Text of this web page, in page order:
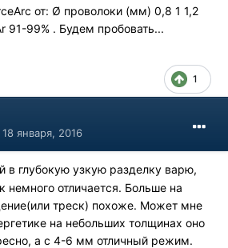
от: Ø проволоки (мм) 0,8 1 1,2
91-99% . Будем пробовать...
1
18 января, 2016
в глубокую узкую разделку варю,
немного отличается. Больше на
треск) похоже. Может мне
на небольших толщинах оно
а с 4-6 мм отличный режим.